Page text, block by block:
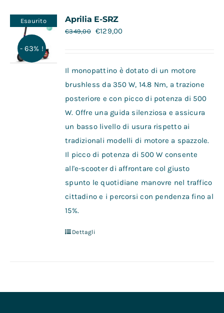
Contatti
Esaurito
- 63% !
Aprilia E-SRZ
€349,00 €129,00
Il monopattino è dotato di un motore
brushless da 350 W, 14.8 Nm, a trazione
posteriore e con picco di potenza di 500
W. Offre una guida silenziosa e assicura
un basso livello di usura rispetto ai
tradizionali modelli di motore a spazzole.
Il picco di potenza di 500 W consente
all'e-scooter di affrontare col giusto
spunto le quotidiane manovre nel traffico
cittadino e i percorsi con pendenza fino al
15%.
Dettagli